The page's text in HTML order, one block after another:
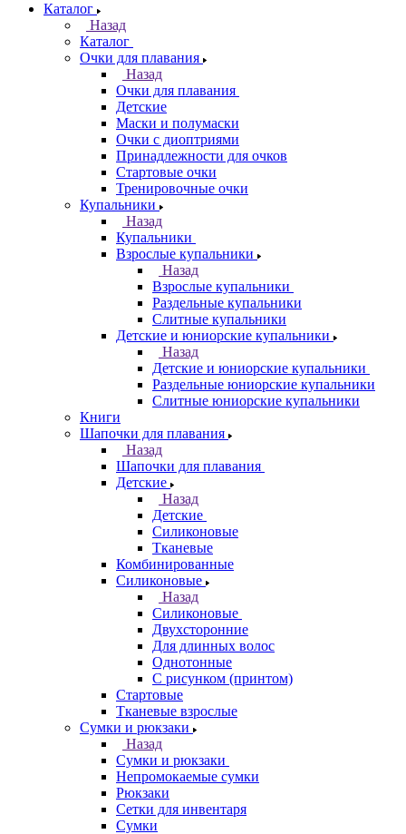
Каталог
Назад
Каталог
Очки для плавания
Назад
Очки для плавания
Детские
Маски и полумаски
Очки с диоптриями
Принадлежности для очков
Стартовые очки
Тренировочные очки
Купальники
Назад
Купальники
Взрослые купальники
Назад
Взрослые купальники
Раздельные купальники
Слитные купальники
Детские и юниорские купальники
Назад
Детские и юниорские купальники
Раздельные юниорские купальники
Слитные юниорские купальники
Книги
Шапочки для плавания
Назад
Шапочки для плавания
Детские
Назад
Детские
Силиконовые
Тканевые
Комбинированные
Силиконовые
Назад
Силиконовые
Двухсторонние
Для длинных волос
Однотонные
С рисунком (принтом)
Стартовые
Тканевые взрослые
Сумки и рюкзаки
Назад
Сумки и рюкзаки
Непромокаемые сумки
Рюкзаки
Сетки для инвентаря
Сумки